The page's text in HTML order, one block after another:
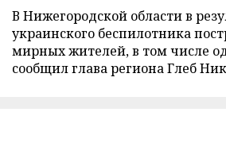
В Нижегородской области в
украинского беспилотника
мирных жителей, в том числе
сообщил глава региона Глеб